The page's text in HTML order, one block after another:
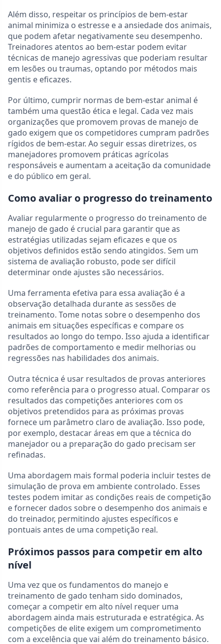
Além disso, respeitar os princípios de bem-estar
animal minimiza o estresse e a ansiedade dos animais,
que podem afetar negativamente seu desempenho.
Treinadores atentos ao bem-estar podem evitar
técnicas de manejo agressivas que poderiam resultar
em lesões ou traumas, optando por métodos mais
gentis e eficazes.
Por último, cumprir normas de bem-estar animal é
também uma questão ética e legal. Cada vez mais
organizações que promovem provas de manejo de
gado exigem que os competidores cumpram padrões
rígidos de bem-estar. Ao seguir essas diretrizes, os
manejadores promovem práticas agrícolas
responsáveis e aumentam a aceitação da comunidade
e do público em geral.
Como avaliar o progresso do treinamento
Avaliar regularmente o progresso do treinamento de
manejo de gado é crucial para garantir que as
estratégias utilizadas sejam eficazes e que os
objetivos definidos estão sendo atingidos. Sem um
sistema de avaliação robusto, pode ser difícil
determinar onde ajustes são necessários.
Uma ferramenta efetiva para essa avaliação é a
observação detalhada durante as sessões de
treinamento. Tome notas sobre o desempenho dos
animais em situações específicas e compare os
resultados ao longo do tempo. Isso ajuda a identificar
padrões de comportamento e medir melhorias ou
regressões nas habilidades dos animais.
Outra técnica é usar resultados de provas anteriores
como referência para o progresso atual. Comparar os
resultados das competições anteriores com os
objetivos pretendidos para as próximas provas
fornece um parâmetro claro de avaliação. Isso pode,
por exemplo, destacar áreas em que a técnica do
manejador ou a preparação do gado precisam ser
refinadas.
Uma abordagem mais formal poderia incluir testes de
simulação de prova em ambiente controlado. Esses
testes podem imitar as condições reais de competição
e fornecer dados sobre o desempenho dos animais e
do treinador, permitindo ajustes específicos e
pontuais antes de uma competição real.
Próximos passos para competir em alto
nível
Uma vez que os fundamentos do manejo e
treinamento de gado tenham sido dominados,
começar a competir em alto nível requer uma
abordagem ainda mais estruturada e estratégica. As
competições de elite exigem um comprometimento
com a excelência que vai além do treinamento básico.